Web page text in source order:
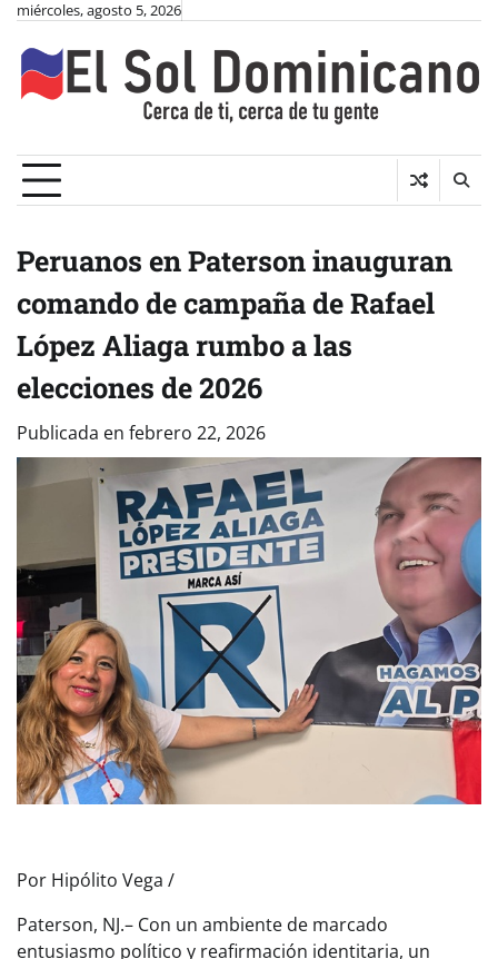
Skip
content
miércoles, agosto 5, 2026
Peruanos en Paterson inauguran
comando de campaña de Rafael
López Aliaga rumbo a las
elecciones de 2026
Publicada en febrero 22, 2026
Por Hipólito Vega /
Paterson, NJ.– Con un ambiente de marcado
entusiasmo político y reafirmación identitaria, un